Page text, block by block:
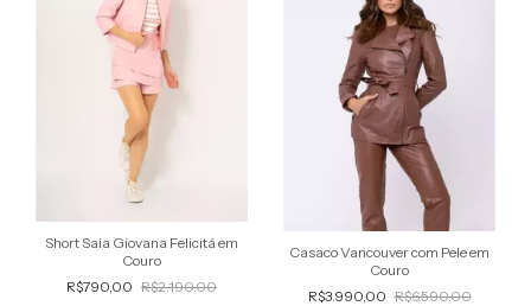
Short Saia Giovana Felicitá em
Couro
R$790,00 R$2.190,00
Casaco Vancouver com Pele em
Couro
R$3.990,00 R$6.590,00